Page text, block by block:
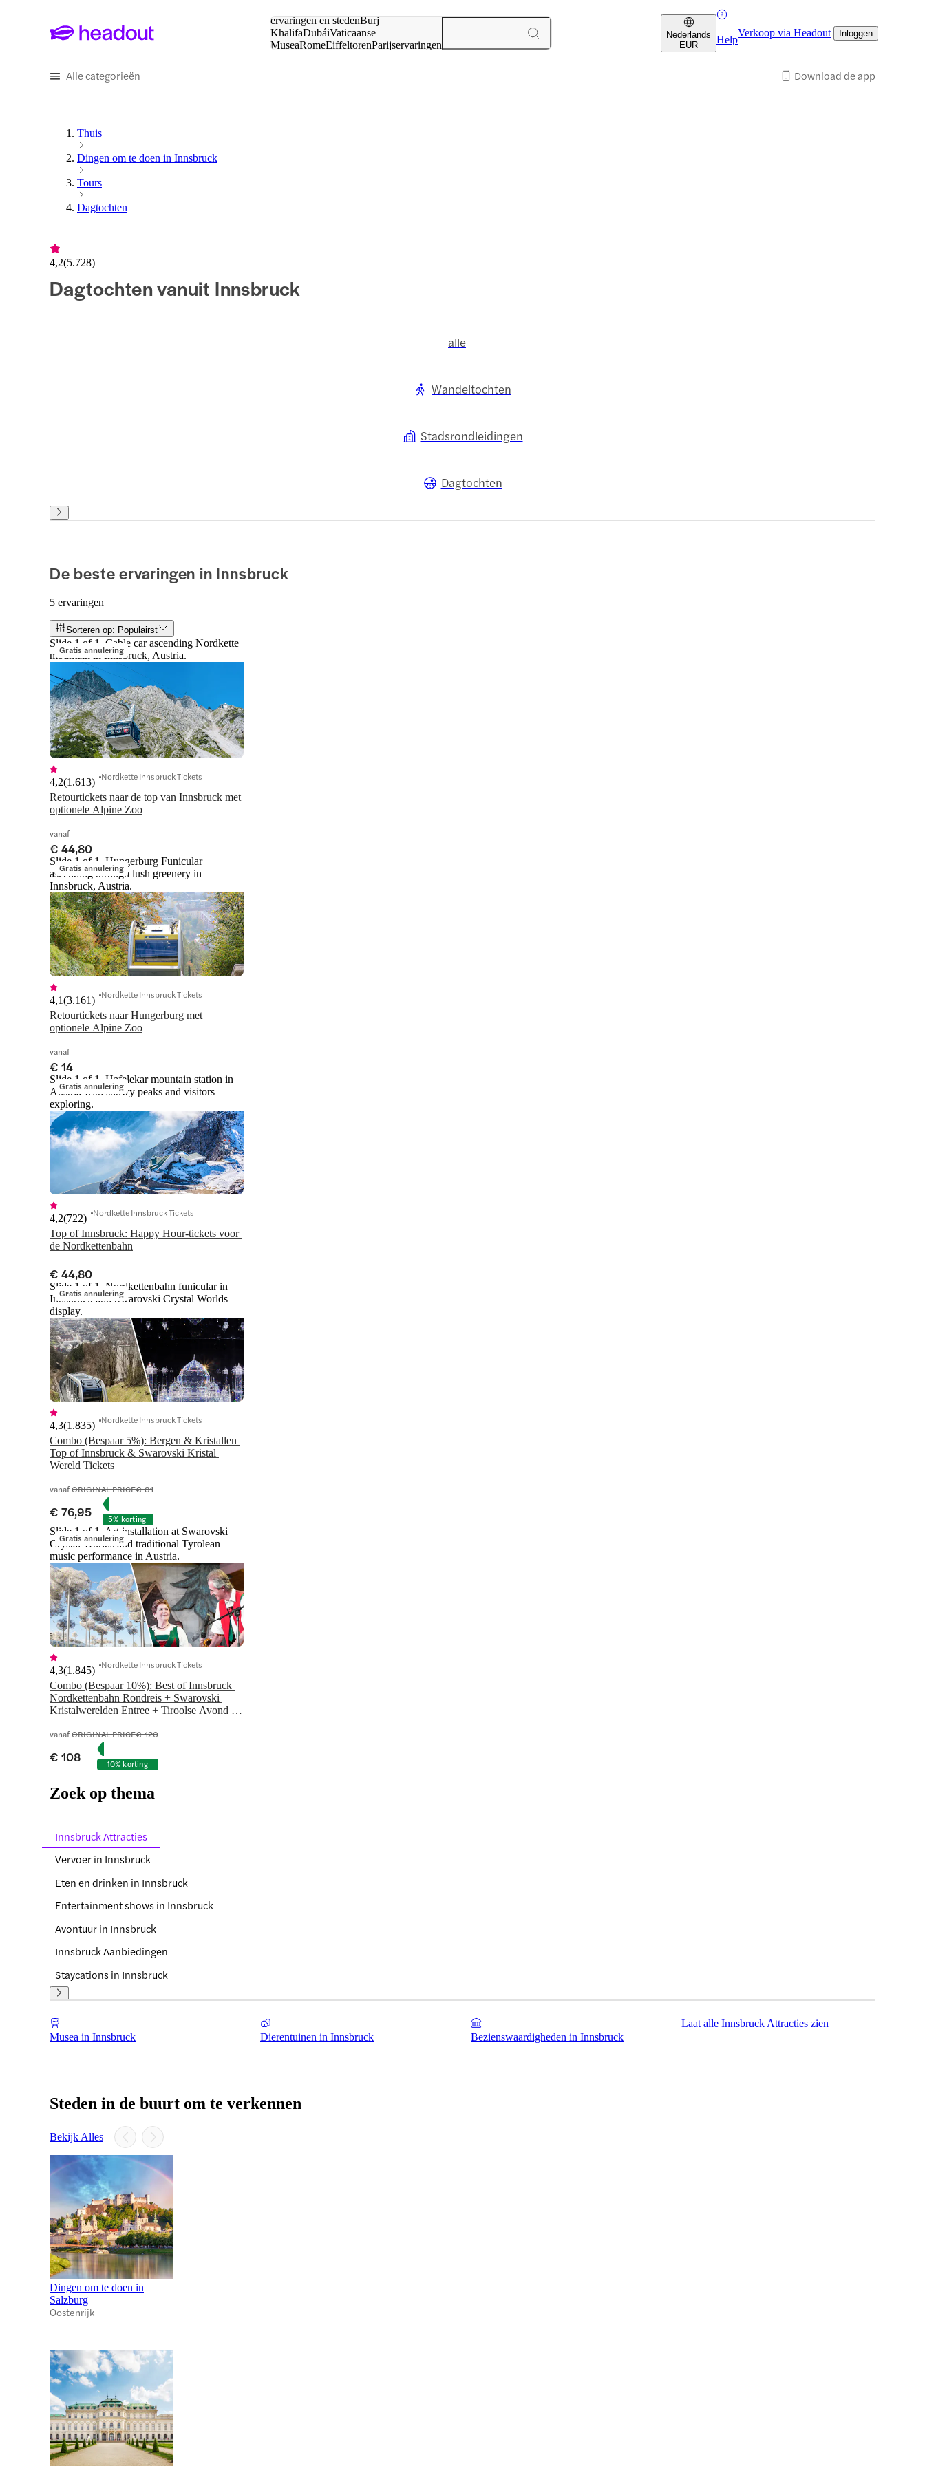
ervaringen en stedenBurj
KhalifaDubáiVaticaanse
MuseaRomeEiffeltorenParijservaringen
Nederlands
EUR
Help
Verkoop via Headout Inloggen
Alle categorieën Download de app
Thuis
Dingen om te doen in Innsbruck
Tours
Dagtochten
4,2(5.728)
Dagtochten vanuit Innsbruck
alle
Wandeltochten
Stadsrondleidingen
Dagtochten
De beste ervaringen in Innsbruck
5 ervaringen
Sorteren op: Populairst
Gratis annulering
Slide 1 of 1, Cable car ascending Nordkette
mountain in Innsbruck, Austria.
Retourtickets naar de top van Innsbruck met
optionele Alpine Zoo
4,2(1.613) Nordkette Innsbruck Tickets
vanaf
€ 44,80
Gratis annulering
Slide 1 of 1, Hungerburg Funicular
ascending through lush greenery in
Innsbruck, Austria.
Retourtickets naar Hungerburg met
optionele Alpine Zoo
4,1(3.161) Nordkette Innsbruck Tickets
vanaf
€ 14
Gratis annulering
Slide 1 of 1, Hafelekar mountain station in
Austria with snowy peaks and visitors
exploring.
Top of Innsbruck: Happy Hour-tickets voor
de Nordkettenbahn
4,2(722) Nordkette Innsbruck Tickets
€ 44,80
Gratis annulering
Slide 1 of 1, Nordkettenbahn funicular in
Innsbruck and Swarovski Crystal Worlds
display.
Combo (Bespaar 5%): Bergen & Kristallen
Top of Innsbruck & Swarovski Kristal
Wereld Tickets
4,3(1.835) Nordkette Innsbruck Tickets
vanafORIGINAL PRICE€ 81
€ 76,95 5% korting
Gratis annulering
Slide 1 of 1, Art installation at Swarovski
Crystal Worlds and traditional Tyrolean
music performance in Austria.
Combo (Bespaar 10%): Best of Innsbruck
Nordkettenbahn Rondreis + Swarovski
Kristalwerelden Entree + Tiroolse Avond
4,3(1.845) Nordkette Innsbruck Tickets
vanafORIGINAL PRICE€ 120
€ 108 10% korting
Zoek op thema
Innsbruck Attracties
Vervoer in Innsbruck
Eten en drinken in Innsbruck
Entertainment shows in Innsbruck
Avontuur in Innsbruck
Innsbruck Aanbiedingen
Staycations in Innsbruck
Musea in Innsbruck Dierentuinen in Innsbruck Bezienswaardigheden in Innsbruck
Laat alle Innsbruck Attracties zien
Steden in de buurt om te verkennen
Bekijk Alles
Dingen om te doen in
Salzburg
Oostenrijk